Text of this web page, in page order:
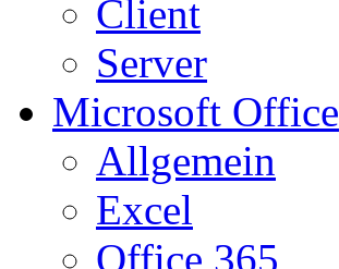
Client
Server
Microsoft Office
Allgemein
Excel
Office 365